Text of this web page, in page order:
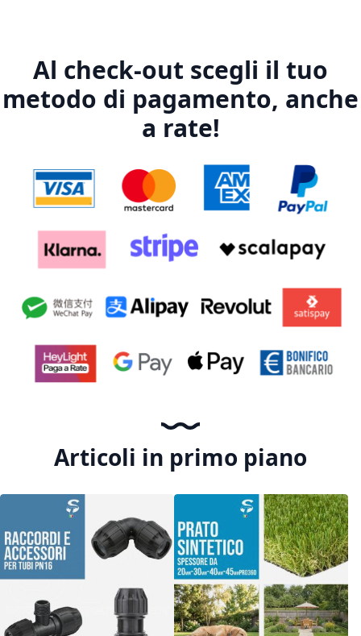
Al check-out scegli il tuo
metodo di pagamento, anche
a rate!
Articoli in primo piano